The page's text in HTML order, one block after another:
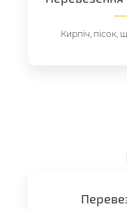
Кирпіч, пісок,